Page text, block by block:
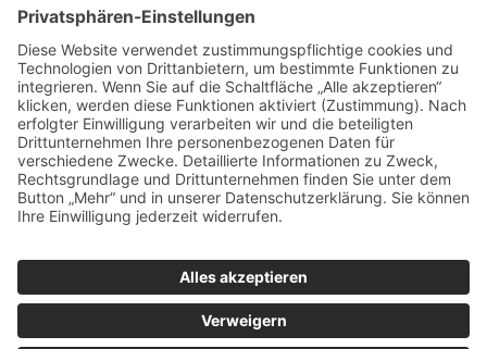
AL folgen...
Wir unterstützen die...
Impressum
Datenschutzerklärung
Ordentliches Mitglied im Festkomitee Kölner